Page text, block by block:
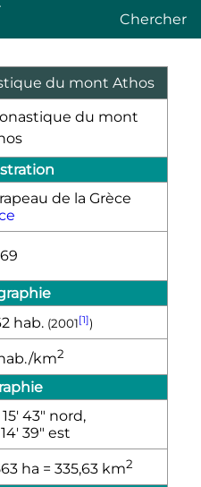
Chercher
du mont Athos
hab. (2001[1])
km2
43″ nord,
39″ est
ha = 335,63 km2